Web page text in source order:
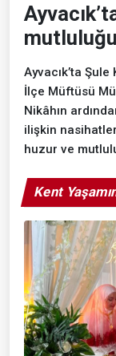
Ayvacık’ta
İlçe Müftüsü
Nikâhın
ilişkin
huzur ve
Kent